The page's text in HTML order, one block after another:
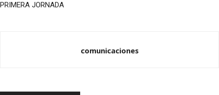
PRIMERA JORNADA
comunicaciones